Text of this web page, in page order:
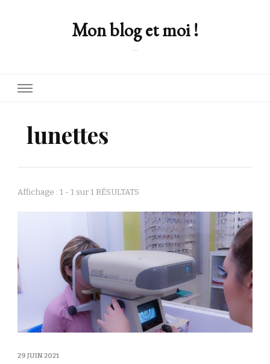
Mon blog et moi !
…
lunettes
Affichage : 1 - 1 sur 1 RÉSULTATS
29 JUIN 2021